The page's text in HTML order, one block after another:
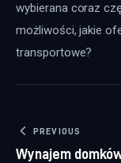
wybierana coraz
możliwości, jakie
transportowe?
Nawigacja
PREVIOUS
Wynajem